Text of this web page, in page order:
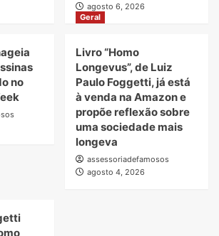
agosto 6, 2026
no
Geral
Livro “Homo
Longevus”, de Luiz
Paulo Foggetti, já está
à venda na Amazon e
propõe reflexão sobre
uma sociedade mais
longeva
assessoriadefamosos
agosto 4, 2026